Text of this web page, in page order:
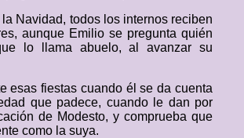
Navidad, todos los internos reciben
aunque Emilio se pregunta quién
lo llama abuelo, al avanzar su
esas fiestas cuando él se da cuenta
que padece, cuando le dan por
de Modesto, y comprueba que
como la suya.